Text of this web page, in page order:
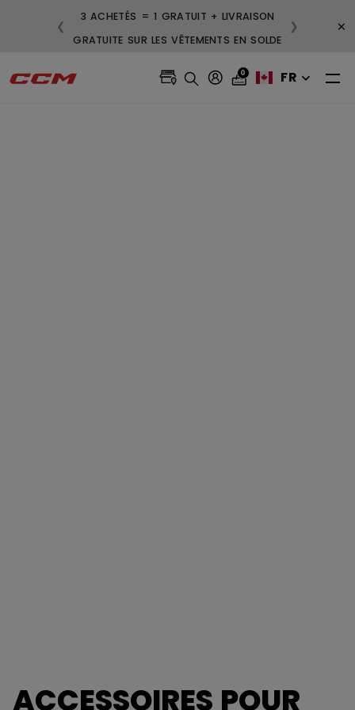
3 ACHETÉS = 1 GRATUIT + LIVRAISON
GRATUITE SUR LES VÊTEMENTS EN SOLDE
❮ ❯ ×
0 FR
ACCESSOIRES POUR